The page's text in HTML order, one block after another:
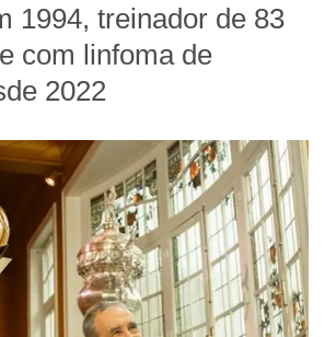
1994, treinador de 83
com linfoma de
2022